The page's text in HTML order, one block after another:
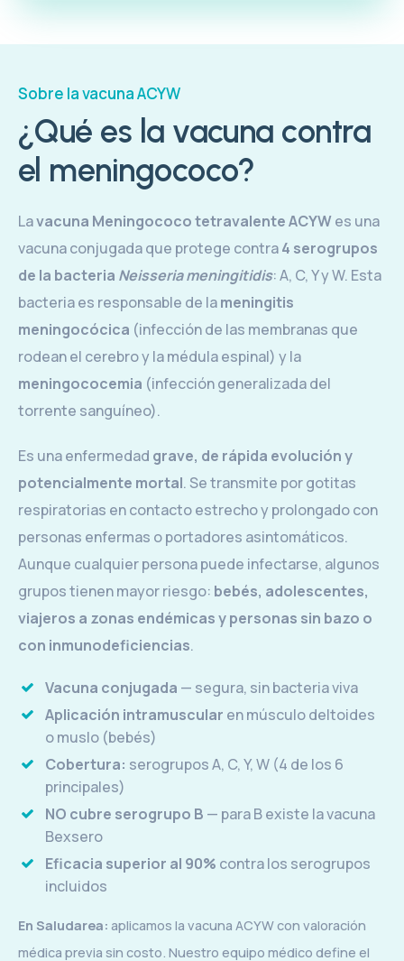
Sobre la vacuna ACYW
¿Qué es la vacuna contra
el meningococo?
Lavacuna Meningococo tetravalente ACYWes una
vacuna conjugada que protege contra4 serogrupos
de la bacteria Neisseria meningitidis: A, C, Y y W. Esta
bacteria es responsable de lameningitis
meningocócica (infección de las membranas que
rodean el cerebro y la médula espinal) y la
meningococemia (infección generalizada del
torrente sanguíneo).
Es una enfermedad grave, de rápida evolución y
potencialmente mortal. Se transmite por gotitas
respiratorias en contacto estrecho y prolongado con
personas enfermas o portadores asintomáticos.
Aunque cualquier persona puede infectarse, algunos
grupos tienen mayor riesgo: bebés, adolescentes,
viajeros a zonas endémicas y personas sin bazo o
con inmunodeficiencias.
Vacuna conjugada — segura, sin bacteria viva
Aplicación intramuscular en músculo deltoides
o muslo (bebés)
Cobertura: serogrupos A, C, Y, W (4 de los 6
principales)
NO cubre serogrupo B — para B existe la vacuna
Bexsero
Eficacia superior al 90% contra los serogrupos
incluidos
En Saludarea: aplicamos la vacuna ACYW con valoración
médica previa sin costo. Nuestro equipo médico define el